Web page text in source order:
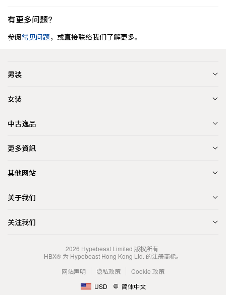
有更多问题?
参阅常见问题，或直接联络我们了解更多。
男装
女装
中古逸品
更多資訊
其他网站
关于我们
关注我们
2026 Hypebeast Limited 版权所有
HBX® 为 Hypebeast Hong Kong Ltd. 的注册商标。
网站声明
隐私政策
Cookie 政策
USD
简体中文